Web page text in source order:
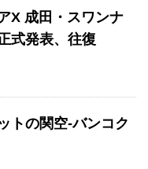
X 成田・スワンナ
式発表、往復
トの関空-バンコク